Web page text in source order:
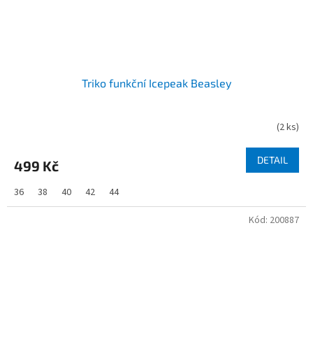
Triko funkční Icepeak Beasley
(2 ks)
499 Kč DETAIL
36 38 40 42 44
Kód: 200887